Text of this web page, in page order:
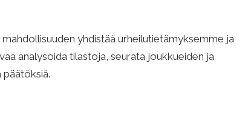
yhdistää urheilutietämyksemme ja
analysoida tilastoja, seurata joukkueiden ja